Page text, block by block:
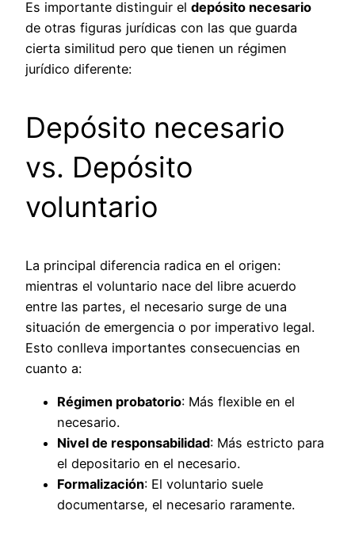
Es importante distinguir el depósito necesario
de otras figuras jurídicas con las que guarda
cierta similitud pero que tienen un régimen
jurídico diferente:
Depósito necesario
vs. Depósito
voluntario
La principal diferencia radica en el origen:
mientras el voluntario nace del libre acuerdo
entre las partes, el necesario surge de una
situación de emergencia o por imperativo legal.
Esto conlleva importantes consecuencias en
cuanto a:
Régimen probatorio: Más flexible en el
necesario.
Nivel de responsabilidad: Más estricto para
el depositario en el necesario.
Formalización: El voluntario suele
documentarse, el necesario raramente.